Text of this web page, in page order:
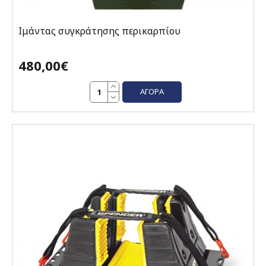
Ιμάντας συγκράτησης περικαρπίου
480,00€
ΑΓΟΡΆ